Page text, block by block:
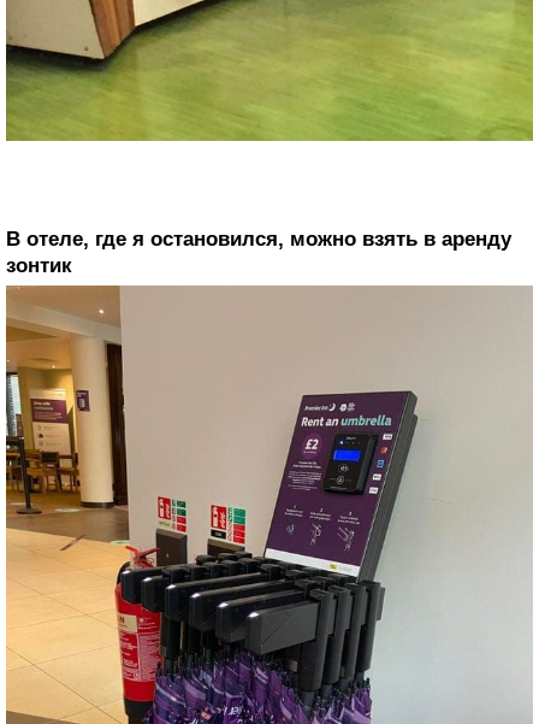
В отеле, где я остановился, можно взять в аренду
зонтик